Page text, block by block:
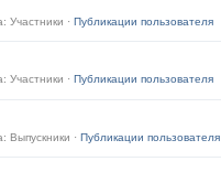
Участники · Публикации пользователя
Участники · Публикации пользователя
Выпускники · Публикации пользователя